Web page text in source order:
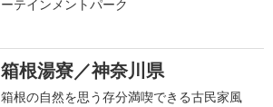
ーテインメントパーク
箱根湯寮／神奈川県
箱根の自然を思う存分満喫できる古民家風